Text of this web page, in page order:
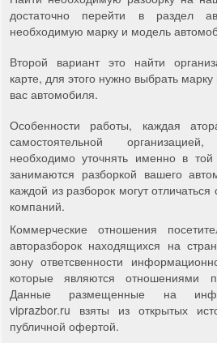
достаточно перейти в раздел
необходимую марку и модель
Второй вариант это найти
карте, для этого нужно выбрать
вас автомобиля.
Особенности работы, каждая
самостоятельной
необходимо уточнять именно в той
занимаются разборкой вашего
каждой из разборок могут
компаний.
Коммерческие отношения
авторазборок находящихся на
зону ответсвенности
которые являются отношениями
Данные размещенные на
viprazbor.ru взяты из открытых
публичной офертой.